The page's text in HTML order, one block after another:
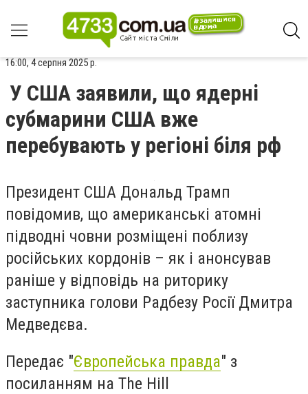
16:00, 4 серпня 2025 р.
У США заявили, що ядерні
субмарини США вже
перебувають у регіоні біля рф
Президент США Дональд Трамп
повідомив, що американські атомні
підводні човни розміщені поблизу
російських кордонів – як і анонсував
раніше у відповідь на риторику
заступника голови Радбезу Росії Дмитра
Медведєва.
Передає "Європейська правда" з
посиланням на The Hill